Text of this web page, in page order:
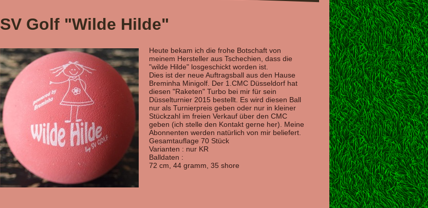
SV Golf "Wilde Hilde"
Heute bekam ich die frohe Botschaft von
meinem Hersteller aus Tschechien, dass die
"wilde Hilde" losgeschickt worden ist.
Dies ist der neue Auftragsball aus den Hause
Breminha Minigolf. Der 1.CMC Düsseldorf hat
diesen "Raketen" Turbo bei mir für sein
Düsselturnier 2015 bestellt. Es wird diesen Ball
nur als Turnierpreis geben oder nur in kleiner
Stückzahl im freien Verkauf über den CMC
geben (ich stelle den Kontakt gerne her). Meine
Abonnenten werden natürlich von mir beliefert.
Gesamtauflage 70 Stück
Varianten : nur KR
Balldaten :
72 cm, 44 gramm, 35 shore